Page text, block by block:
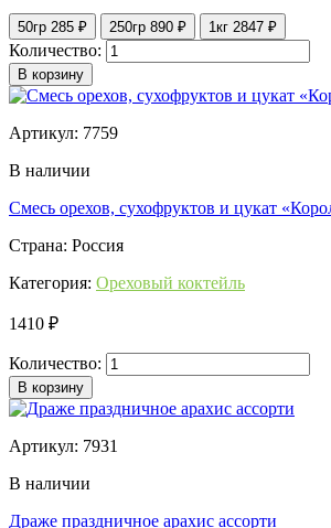
50гр 285 ₽ 250гр 890 ₽ 1кг 2847 ₽
Количество:
В корзину
Артикул: 7759
В наличии
Смесь орехов, сухофруктов и цукат
Страна: Россия
Категория: Ореховый коктейль
1410 ₽
Количество:
В корзину
Артикул: 7931
В наличии
Драже праздничное арахис ассорти